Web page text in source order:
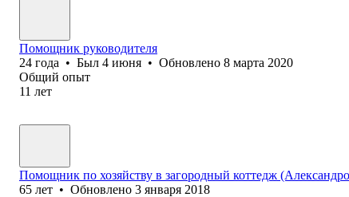
Помощник руководителя
24 года • Был 4 июня • Обновлено 8 марта 2020
Общий опыт
11 лет
Помощник по хозяйству в загородный коттедж
65 лет • Обновлено 3 января 2018